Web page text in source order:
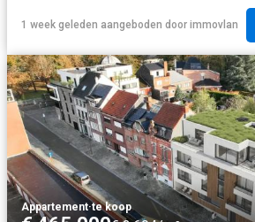
1 week geleden aangeboden door immovlan
Appartement·te koop